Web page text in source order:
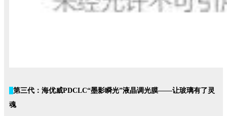
第三代：海优威PDCLC“墨影瞬光”液晶调光膜——让玻璃有了灵
魂